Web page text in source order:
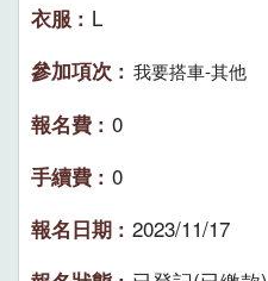
L
我要搭車-其他
0
0
2023/11/17